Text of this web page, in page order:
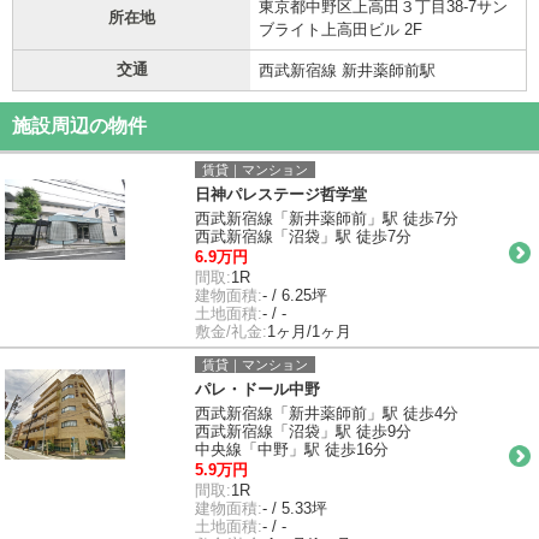
所在地
東京都中野区上高田３丁目38-7サン
ブライト上高田ビル 2F
交通 西武新宿線 新井薬師前駅
施設周辺の物件
賃貸｜マンション
日神パレステージ哲学堂
西武新宿線「新井薬師前」駅 徒歩7分
西武新宿線「沼袋」駅 徒歩7分
6.9万円
間取:1R
建物面積:- / 6.25坪
土地面積:- / -
敷金/礼金:1ヶ月/1ヶ月
賃貸｜マンション
パレ・ドール中野
西武新宿線「新井薬師前」駅 徒歩4分
西武新宿線「沼袋」駅 徒歩9分
中央線「中野」駅 徒歩16分
5.9万円
間取:1R
建物面積:- / 5.33坪
土地面積:- / -